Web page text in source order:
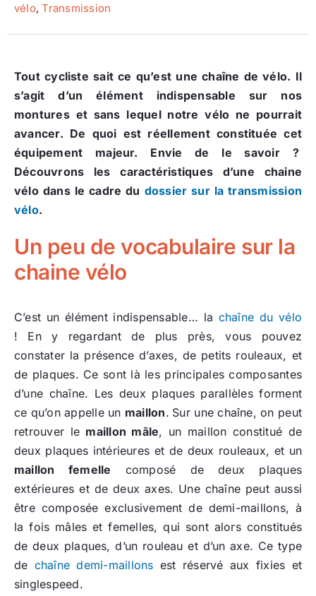
vélo,Transmission
Tout cycliste sait ce qu’est une chaîne de vélo. Il
s’agit d’un élément indispensable sur nos
montures et sans lequel notre vélo ne pourrait
avancer. De quoi est réellement constituée cet
équipement majeur. Envie de le savoir ?
Découvrons les caractéristiques d’une chaine
vélo dans le cadre du dossier sur la transmission
vélo.
Un peu de vocabulaire sur la
chaine vélo
C’est un élément indispensable… la chaîne du vélo
! En y regardant de plus près, vous pouvez
constater la présence d’axes, de petits rouleaux, et
de plaques. Ce sont là les principales composantes
d’une chaîne. Les deux plaques parallèles forment
ce qu’on appelle un maillon. Sur une chaîne, on peut
retrouver le maillon mâle, un maillon constitué de
deux plaques intérieures et de deux rouleaux, et un
maillon femelle composé de deux plaques
extérieures et de deux axes. Une chaîne peut aussi
être composée exclusivement de demi-maillons, à
la fois mâles et femelles, qui sont alors constitués
de deux plaques, d’un rouleau et d’un axe. Ce type
de chaîne demi-maillons est réservé aux fixies et
singlespeed.